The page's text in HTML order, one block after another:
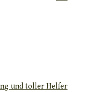
und toller Helfer